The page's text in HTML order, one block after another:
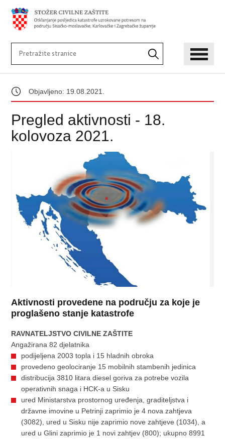
Objavljeno: 19.08.2021.
Pregled aktivnosti - 18.
kolovoza 2021.
Aktivnosti provedene na području za koje je
proglašeno stanje katastrofe
RAVNATELJSTVO CIVILNE ZAŠTITE
Angažirana 82 djelatnika
podijeljena 2003 topla i 15 hladnih obroka
provedeno geolociranje 15 mobilnih stambenih jedinica
distribucija 3810 litara diesel goriva za potrebe vozila
operativnih snaga i HCK-a u Sisku
ured Ministarstva prostornog uređenja, graditeljstva i
državne imovine u Petrinji zaprimio je 4 nova zahtjeva
(3082), ured u Sisku nije zaprimio nove zahtjeve (1034), a
ured u Glini zaprimio je 1 novi zahtjev (800); ukupno 8991